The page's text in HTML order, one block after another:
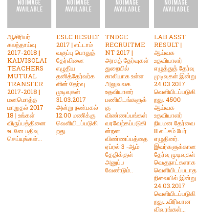
ஆசிரியர்
கலந்தாய்வு
2017-2018 |
KALVISOLAI
TEACHERS
MUTUAL
TRANSFER
2017-2018 |
மனமொத்த
மாறுதல் 2017-
18 | உங்கள்
விருப்பத்தினை
உடனே பதிவு
செய்யுங்கள்...
ESLC RESULT
2017 | எட்டாம்
வகுப்பு பொதுத்
தேர்வினை
எழுதிய
தனித்தேர்வர்க
ளின் தேர்வு
முடிவுகள்
31.03.2017
அன்று நண்பகல்
12.00 மணிக்கு
வெளியிடப்படுகி
றது.
TNDGE
RECRUITME
NT 2017 |
அரசுத் தேர்வுகள்
துறையில்
காலியாக உள்ள
அலுவலக
உதவியாளர்
பணியிடங்களுக்
கு
விண்ணப்பங்கள்
வரவேற்கப்படுகி
ன்றன.
விண்ணப்பத்தை
ஏப்ரல் 3 -ஆம்
தேதிக்குள்
அனுப்ப
வேண்டும்..
LAB ASST
RESULT |
ஆய்வக
உதவியாளர்
எழுத்துத் தேர்வு
முடிவுகள் இன்று
24.03.2017
வெளியிடப்படுகி
றது. 4500
ஆய்வக
உதவியாளர்
நியமன தேர்வை
8 லட்சம் பேர்
எழுதினர்.
இவர்களுக்கான
தேர்வு முடிவுகள்
வெகுநாட்களாக
வெளியிடப்படாத
நிலையில் இன்று
24.03.2017
வெளியிடப்படுகி
றது...விரிவான
விவரங்கள்...